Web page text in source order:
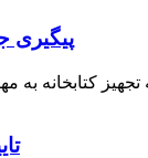
پیگیری